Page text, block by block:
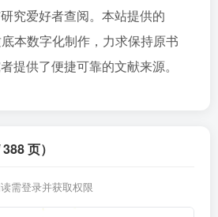
究爱好者查阅。本站提供的
本数字化制作，力求保持原书
提供了便捷可靠的文献来源。
页）
需登录并获取权限